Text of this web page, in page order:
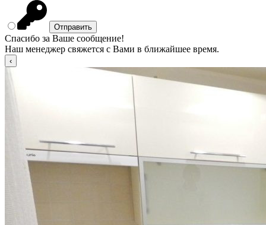
Спасибо за Ваше сообщение!
Наш менеджер свяжется с Вами в ближайшее время.